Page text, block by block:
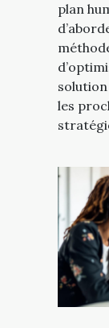
plan
les